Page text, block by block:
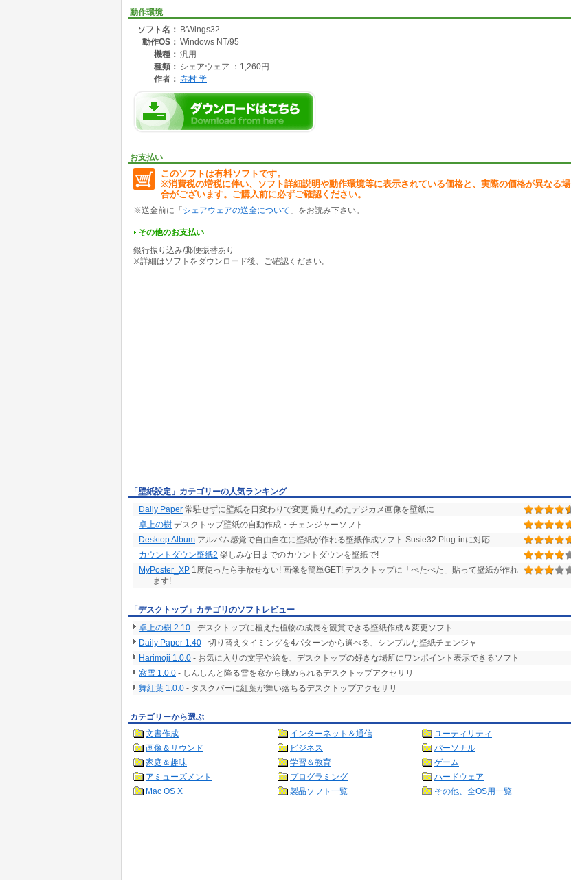
・ Midi/Wave
☆オリジナル Or 加工した壁紙のファイル保存
・各種フォーマット変換(17種類)
Bmp/Jpeg/PNG/TIFF/PICT/フォトショップ/TGA/EPS/RAS等
・圧縮ファイル(LZH)への格納をサポート
・クリップボード転送 -> 他のツールで利用可能
☆Windows起動時
・画面解像度が変更された場合、壁紙の位置を自動調整
・画面表示色数が変更された場合、壁紙の色数を自動調整
☆壁紙の位置＆サイズの調整
・中央：
(例)常に画面サイズの90％になるように表示枠を設定
(例)デスクトップのショートカットを避けるように表示枠を設定
・並べる：
(例)中央から並べ始めるように設定
☆変更順選択
・「曜日別」に異なる背景色を設定可能
動作環境
ソフト名： B'Wings32
動作OS： Windows NT/95
機種： 汎用
種類： シェアウェア ：1,260円
作者： 寺村 学
お支払い
このソフトは有料ソフトです。
※消費税の増税に伴い、ソフト詳細説明や動作環境等に表示されている価格と、実際の価格が異なる場
合がございます。ご購入前に必ずご確認ください。
※送金前に「 シェアウェアの送金について 」をお読み下さい。
その他のお支払い
銀行振り込み/郵便振替あり
※詳細はソフトをダウンロード後、ご確認ください。
「壁紙設定」カテゴリーの人気ランキング
Daily Paper 常駐せずに壁紙を日変わりで変更 撮りためたデジカメ画像を壁紙に
卓上の樹 デスクトップ壁紙の自動作成・チェンジャーソフト
Desktop Album アルバム感覚で自由自在に壁紙が作れる壁紙作成ソフト Susie32 Plug-inに対応
カウントダウン壁紙2 楽しみな日までのカウントダウンを壁紙で!
MyPoster_XP 1度使ったら手放せない! 画像を簡単GET! デスクトップに「ぺたぺた」貼って壁紙が作れ
ます!
「デスクトップ」カテゴリのソフトレビュー
卓上の樹 2.10 - デスクトップに植えた植物の成長を観賞できる壁紙作成＆変更ソフト
Daily Paper 1.40 - 切り替えタイミングを4パターンから選べる、シンプルな壁紙チェンジャ
Harimoji 1.0.0 - お気に入りの文字や絵を、デスクトップの好きな場所にワンポイント表示できるソフト
窓雪 1.0.0 - しんしんと降る雪を窓から眺められるデスクトップアクセサリ
舞紅葉 1.0.0 - タスクバーに紅葉が舞い落ちるデスクトップアクセサリ
カテゴリーから選ぶ
文書作成
インターネット＆通信
ユーティリティ
画像＆サウンド
ビジネス
パーソナル
家庭＆趣味
学習＆教育
ゲーム
アミューズメント
プログラミング
ハードウェア
Mac OS X
製品ソフト一覧 その他、全OS用一覧